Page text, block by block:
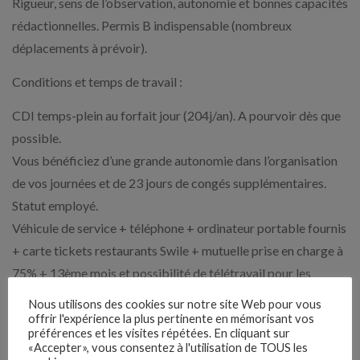
rédactionnelles. Permis B indispensable (nombreux
déplacements à prévoir).
Conditions et temps de travail :
CDI temps-plein au forfait jour (204j/an). A pourvoir dès que
possible.
Vous bénéficiez d’une grande autonomie dans l’organisation
de vos journées et de 23 jours de congés supplémentaires.
Statut employé.
Véhicule de service + téléphone + ordinateur portable fournis
+ carte tickets restaurants Swile + mutuelle prise en charge à
75% + 13ème mois et possibilité de télétravail pour les
brut/nuitée).
Rémunération : salaire brut global de 31k€/an sur 13 mois.
Nous utilisons des cookies sur notre site Web pour vous
offrir l'expérience la plus pertinente en mémorisant vos
préférences et les visites répétées. En cliquant sur
«Accepter», vous consentez à l'utilisation de TOUS les